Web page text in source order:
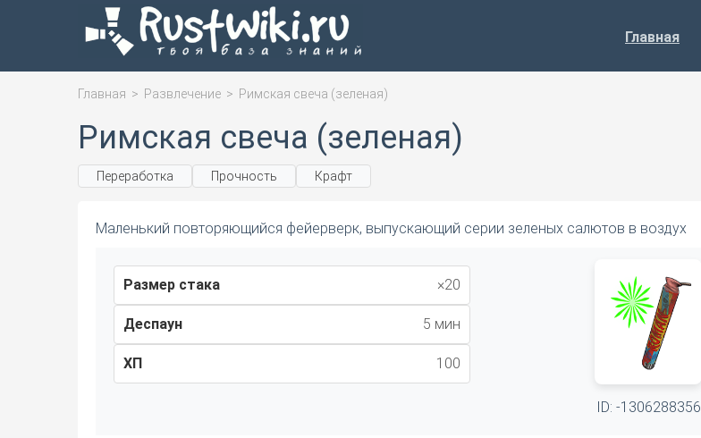
Главная
Главная > Развлечение > Римская свеча (зеленая)
Римская свеча (зеленая)
Переработка Прочность Крафт
Маленький повторяющийся фейерверк, выпускающий серии зеленых салютов в воздух
Размер стака ×20
Деспаун 5 мин
ХП 100
ID: -1306288356